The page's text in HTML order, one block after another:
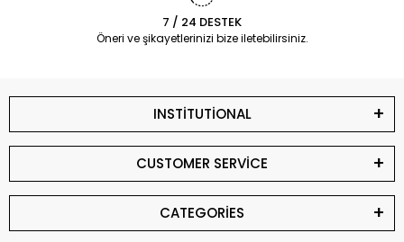
7 / 24 DESTEK
Öneri ve şikayetlerinizi bize iletebilirsiniz.
INSTİTUTİONAL
CUSTOMER SERVİCE
CATEGORİES